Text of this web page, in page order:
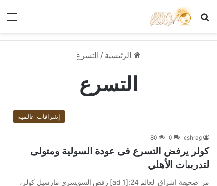
بحث عن
الرئيسية / التسرع
التسرع
إشراقات عالمية
eshrag
0
80
كولر يرفض التسرع فى عودة السولية ومتولى
لتدريبات الأهلي
من صحيفة اشراق العالم 24:[ad_1] رفض السويسري مارسيل كولر،